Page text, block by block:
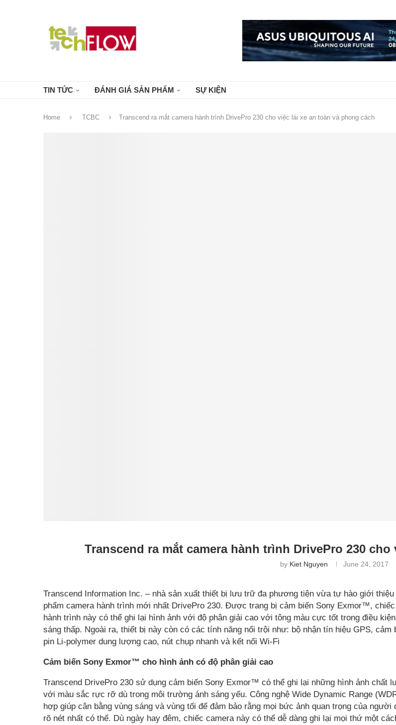
TIN TỨC ĐÁNH GIÁ SẢN PHẨM SỰ KIỆN
Home TCBC Transcend ra mắt camera hành trình DrivePro 230 cho việc lái xe an toàn và phong cách
Transcend ra mắt camera hành trình DrivePro 230
by Kiet Nguyen June 24, 2017
Transcend Information Inc. – nhà sản xuất thiết bị lưu trữ đa phương tiện vừa tự hào giới thiệu
phẩm camera hành trình mới nhất DrivePro 230. Được trang bị cảm biến Sony Exmor™,
hành trình này có thể ghi lại hình ảnh với độ phân giải cao với tông màu cực tốt trong điều
sáng thấp. Ngoài ra, thiết bị này còn có các tính năng nổi trội như: bộ nhận tín hiệu GPS, cảm
pin Li-polymer dung lượng cao, nút chụp nhanh và kết nối Wi-Fi
Cảm biến Sony Exmor™ cho hình ảnh có độ phân giải cao
Transcend DrivePro 230 sử dụng cảm biến Sony Exmor™ có thể ghi lại những hình ảnh chất
với màu sắc rực rỡ dù trong môi trường ánh sáng yếu. Công nghệ Wide Dynamic Range
hợp giúp cân bằng vùng sáng và vùng tối để đảm bảo rằng mọi bức ảnh quan trọng của người
rõ nét nhất có thể. Dù ngày hay đêm, chiếc camera này có thể dễ dàng ghi lại mọi thứ một